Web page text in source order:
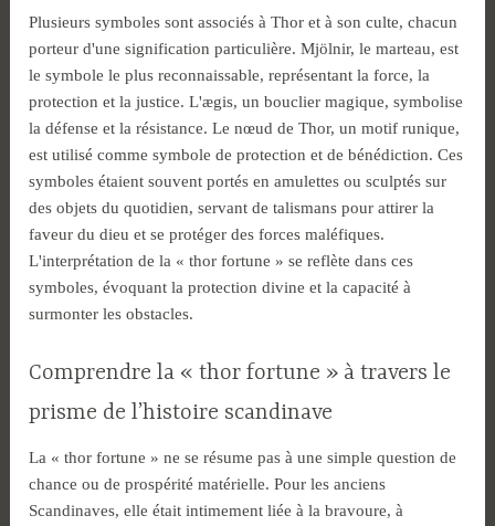
Plusieurs symboles sont associés à Thor et à son culte, chacun
porteur d'une signification particulière. Mjölnir, le marteau, est
le symbole le plus reconnaissable, représentant la force, la
protection et la justice. L'ægis, un bouclier magique, symbolise
la défense et la résistance. Le nœud de Thor, un motif runique,
est utilisé comme symbole de protection et de bénédiction. Ces
symboles étaient souvent portés en amulettes ou sculptés sur
des objets du quotidien, servant de talismans pour attirer la
faveur du dieu et se protéger des forces maléfiques.
L'interprétation de la « thor fortune » se reflète dans ces
symboles, évoquant la protection divine et la capacité à
surmonter les obstacles.
Comprendre la « thor fortune » à travers le
prisme de l’histoire scandinave
La « thor fortune » ne se résume pas à une simple question de
chance ou de prospérité matérielle. Pour les anciens
Scandinaves, elle était intimement liée à la bravoure, à